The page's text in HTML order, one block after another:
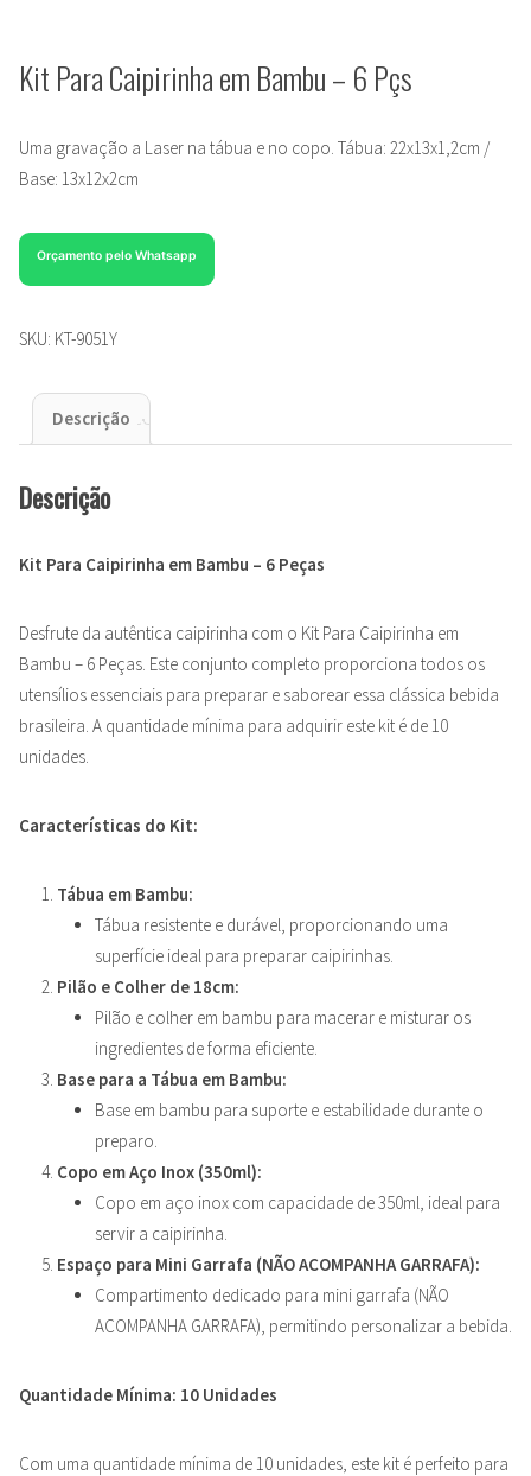
Kit Para Caipirinha em Bambu – 6 Pçs
Uma gravação a Laser na tábua e no copo. Tábua: 22x13x1,2cm /
Base: 13x12x2cm
Orçamento pelo Whatsapp
SKU: KT-9051Y
Descrição
Descrição
Kit Para Caipirinha em Bambu – 6 Peças
Desfrute da autêntica caipirinha com o Kit Para Caipirinha em
Bambu – 6 Peças. Este conjunto completo proporciona todos os
utensílios essenciais para preparar e saborear essa clássica bebida
brasileira. A quantidade mínima para adquirir este kit é de 10
unidades.
Características do Kit:
Tábua em Bambu:
Tábua resistente e durável, proporcionando uma
superfície ideal para preparar caipirinhas.
Pilão e Colher de 18cm:
Pilão e colher em bambu para macerar e misturar os
ingredientes de forma eficiente.
Base para a Tábua em Bambu:
Base em bambu para suporte e estabilidade durante o
preparo.
Copo em Aço Inox (350ml):
Copo em aço inox com capacidade de 350ml, ideal para
servir a caipirinha.
Espaço para Mini Garrafa (NÃO ACOMPANHA GARRAFA):
Compartimento dedicado para mini garrafa (NÃO
ACOMPANHA GARRAFA), permitindo personalizar a bebida.
Quantidade Mínima: 10 Unidades
Com uma quantidade mínima de 10 unidades, este kit é perfeito para